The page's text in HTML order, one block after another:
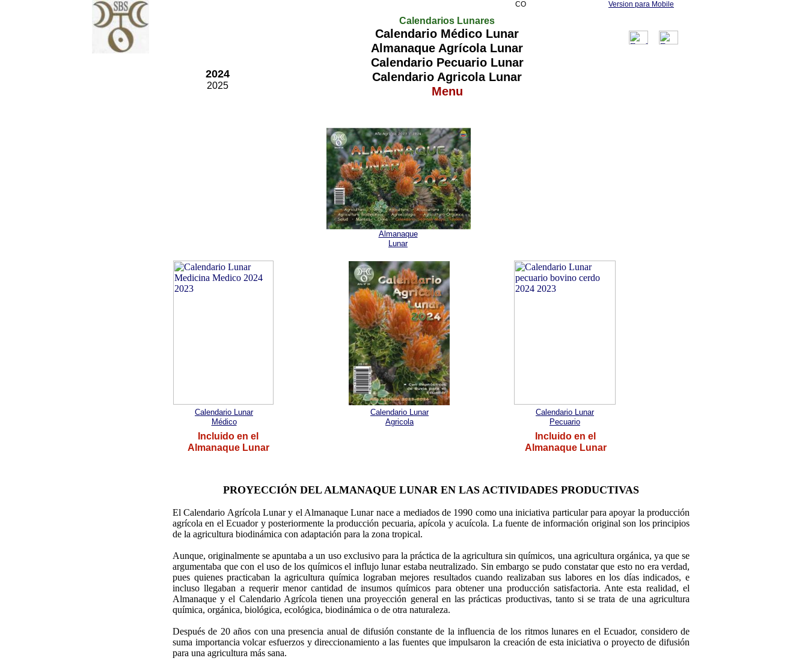
2024
2025
Calendarios Lunares
Calendario Médico Lunar
Almanaque Agrícola Lunar
Calendario Pecuario Lunar
Calendario Agricola Lunar
Menu
Almanaque
Lunar
Version para Mobile
CO
Calendario Lunar
Médico
Calendario Lunar
Agricola
Calendario Lunar
Pecuario
PROYECCIÓN DEL ALMANAQUE LUNAR EN LAS ACTIVIDADES PRODUCTIVAS
El Calendario Agrícola Lunar y el Almanaque Lunar nace a mediados de 1990 como una iniciativa particular para apoyar la producción
agrícola en el Ecuador y posteriormente la producción pecuaria, apícola y acuícola. La fuente de información original son los principios
de la agricultura biodinámica con adaptación para la zona tropical.
Aunque, originalmente se apuntaba a un uso exclusivo para la práctica de la agricultura sin químicos, una agricultura orgánica, ya que se
argumentaba que con el uso de los químicos el influjo lunar estaba neutralizado. Sin embargo se pudo constatar que esto no era verdad,
pues quienes practicaban la agricultura química lograban mejores resultados cuando realizaban sus labores en los días indicados, e
incluso llegaban a requerir menor cantidad de insumos químicos para obtener una producción satisfactoria. Ante esta realidad, el
Almanaque y el Calendario Agrícola tienen una proyección general en las prácticas productivas, tanto si se trata de una agricultura
química, orgánica, biológica, ecológica, biodinámica o de otra naturaleza.
Después de 20 años con una presencia anual de difusión constante de la influencia de los ritmos lunares en el Ecuador, considero de
suma importancia volcar esfuerzos y direccionamiento a las fuentes que impulsaron la creación de esta iniciativa o proyecto de difusión
para una agricultura más sana.
Incluido en el
Almanaque Lunar
Incluido en el
Almanaque Lunar